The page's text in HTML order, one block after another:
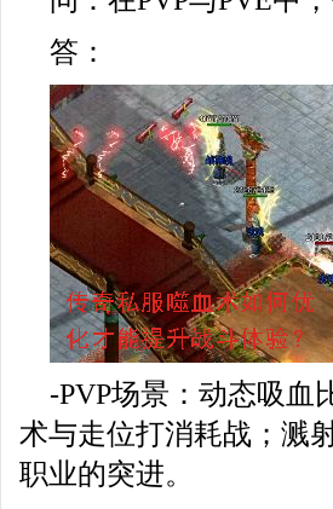
答：
-PVP场景：动态吸血
术与走位打消耗战；溅
职业的突进。